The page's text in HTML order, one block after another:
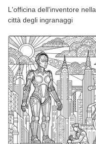
L'officina dell'inventore nella
città degli ingranaggi